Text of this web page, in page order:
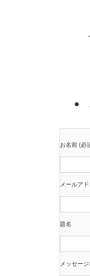
●
お名前 (必
メールア
題名
メッセー